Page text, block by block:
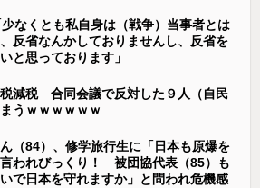
なくとも私自身は（戦争）当事者とは
反省なんかしておりませんし、反省を
と思っております」
税減税 合同会議で反対した９人（自民
うｗｗｗｗｗｗ
（84）、修学旅行生に「日本も原爆を
われびっくり！ 被団協代表（85）も
で日本を守れますか」と問われ危機感